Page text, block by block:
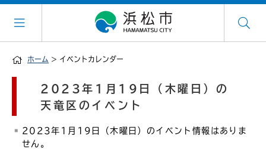
ホーム > イベントカレンダー
2023年1月19日（木曜日）の
天竜区のイベント
2023年1月19日（木曜日）のイベント情報はありま
せん。